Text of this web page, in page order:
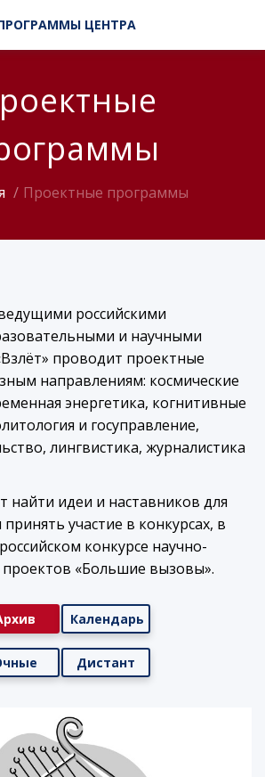
ЦЕНТРА
Проектные программы
российскими
и научными
проводит проектные
направлениям: космические
энергетика, когнитивные
и госуправление,
лингвистика, журналистика
найти идеи и наставников для
участие в конкурсах, в
конкурсе научно-
проектов «Большие вызовы».
Календарь
Дистант